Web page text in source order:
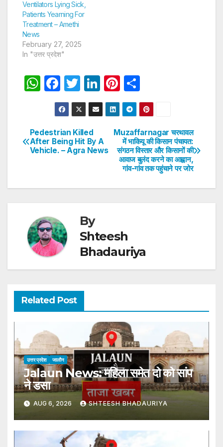
Ventilators Lying Sick,
Patients Yearning For
Treatment – Amethi
News
February 27, 2025
In "उत्तर प्रदेश"
W
s
A
F
a
c
e
b
T
w
itt
er
Li
n
k
dI
Pi
nt
er
e
st
h
ar
e
Post
navigation
Muzaffarnagar चरथावल
में भाकियू की किसान पंचायत:
संगठन विस्तार और किसानों की
आवाज बुलंद करने का आह्वान,
गांव-गांव तक पहुंचाने पर जोर
Pedestrian Killed
After Being Hit By A
Vehicle. – Agra News
By
Shteesh
Bhadauriya
Related Post
उत्तर प्रदेश जालौन
Jalaun News: महिला समेत दो को सांप
ने डसा
AUG 6, 2026 SHTEESH BHADAURIYA